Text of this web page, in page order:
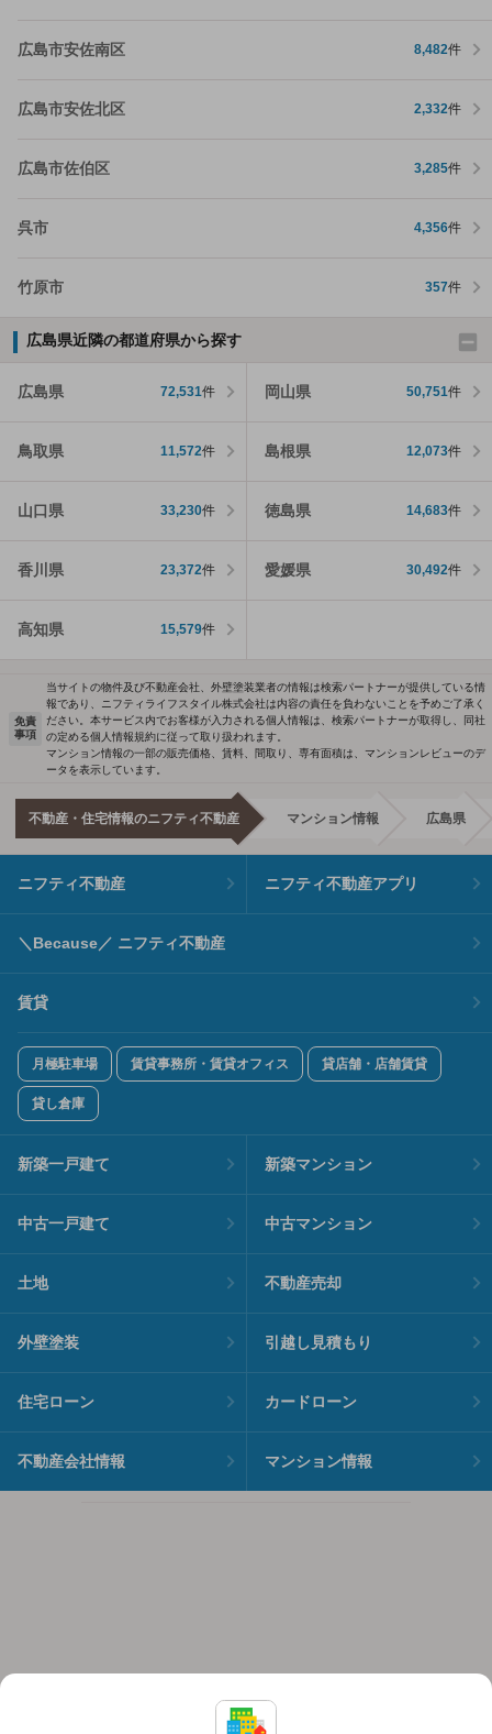
広島市安佐南区 8,482件
広島市安佐北区 2,332件
広島市佐伯区 3,285件
呉市 4,356件
竹原市 357件
広島県近隣の都道府県から探す
広島県 72,531件 岡山県 50,751件
鳥取県 11,572件 島根県 12,073件
山口県 33,230件 徳島県 14,683件
香川県 23,372件 愛媛県 30,492件
高知県 15,579件
免責
事項
当サイトの物件及び不動産会社、外壁塗装業者の情報は検索パートナーが提供している情
報であり、ニフティライフスタイル株式会社は内容の責任を負わないことを予めご了承く
ださい。本サービス内でお客様が入力される個人情報は、検索パートナーが取得し、同社
の定める個人情報規約に従って取り扱われます。
マンション情報の一部の販売価格、賃料、間取り、専有面積は、マンションレビューのデ
ータを表示しています。
不動産・住宅情報のニフティ不動産 マンション情報 広島県
ニフティ不動産 ニフティ不動産アプリ
＼Because／ ニフティ不動産
賃貸
月極駐車場 賃貸事務所・賃貸オフィス 貸店舗・店舗賃貸
貸し倉庫
新築一戸建て 新築マンション
中古一戸建て 中古マンション
土地 不動産売却
外壁塗装 引越し見積もり
住宅ローン カードローン
不動産会社情報 マンション情報